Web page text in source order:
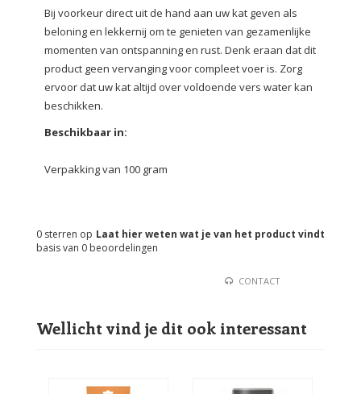
Bij voorkeur direct uit de hand aan uw kat geven als
beloning en lekkernij om te genieten van gezamenlijke
momenten van ontspanning en rust. Denk eraan dat dit
product geen vervanging voor compleet voer is. Zorg
ervoor dat uw kat altijd over voldoende vers water kan
beschikken.
Beschikbaar in:
Verpakking van 100 gram
Laat hier weten wat je van het product vindt
0 sterren op
basis van 0 beoordelingen
CONTACT
Wellicht vind je dit ook interessant